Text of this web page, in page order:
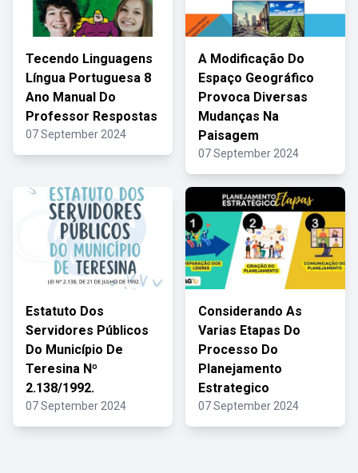
Tecendo Linguagens
Língua Portuguesa 8
Ano Manual Do
Professor Respostas
07 September 2024
A Modificação Do
Espaço Geográfico
Provoca Diversas
Mudanças Na
Paisagem
07 September 2024
Estatuto Dos
Servidores Públicos
Do Município De
Teresina Nº
2.138/1992.
07 September 2024
Considerando As
Varias Etapas Do
Processo Do
Planejamento
Estrategico
07 September 2024